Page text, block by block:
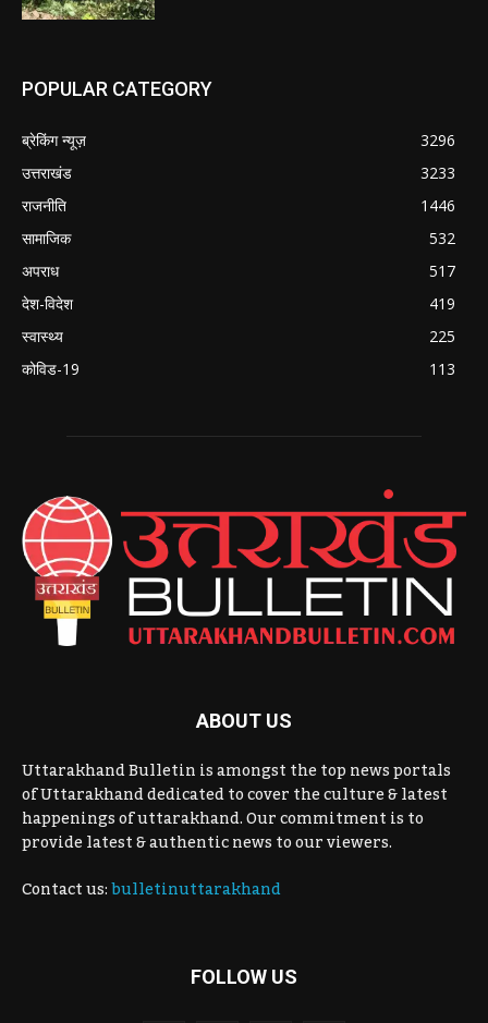
POPULAR CATEGORY
ब्रेकिंग न्यूज़
3296
उत्तराखंड
3233
राजनीति
1446
सामाजिक
532
अपराध
517
देश-विदेश
419
स्वास्थ्य
225
कोविड-19
113
ABOUT US
Uttarakhand Bulletin is amongst the top news portals
of Uttarakhand dedicated to cover the culture & latest
happenings of uttarakhand. Our commitment is to
provide latest & authentic news to our viewers.
Contact us:bulletinuttarakhand
FOLLOW US